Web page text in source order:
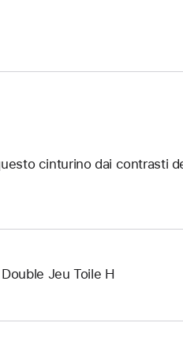
cinturino dai contrasti
Jeu Toile H